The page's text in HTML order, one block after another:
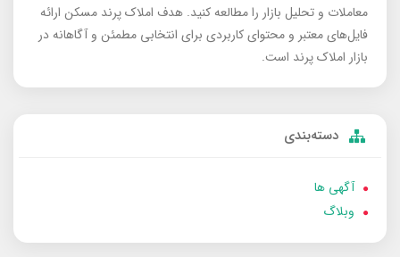
معاملات و تحلیل بازار را مطالعه کنید. هدف املاک پرند مسکن ارائه
فایل‌های معتبر و محتوای کاربردی برای انتخابی مطمئن و آگاهانه در
بازار املاک پرند است.
دسته‌بندی
آگهی ها
وبلاگ